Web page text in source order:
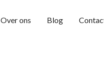
Over ons Blog